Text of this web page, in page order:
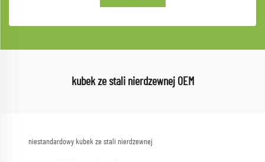
kubek ze stali nierdzewnej OEM
niestandardowy kubek ze stali nierdzewnej